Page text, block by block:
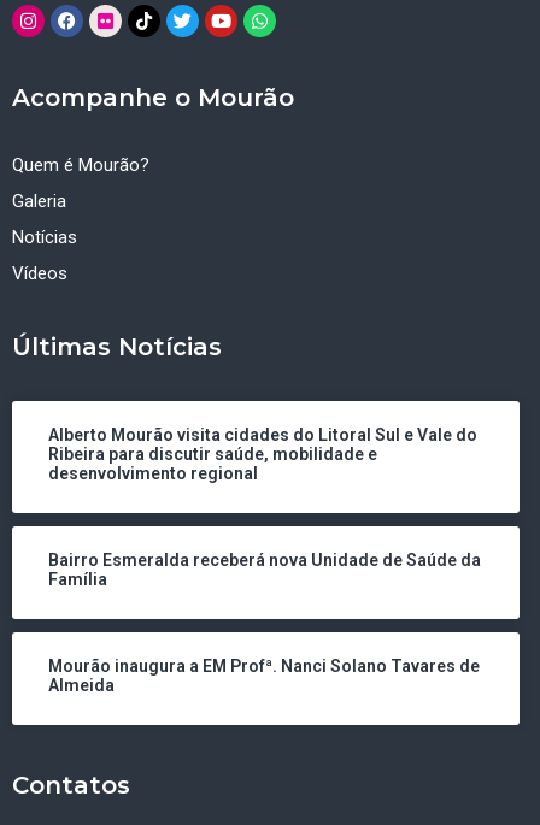
Acompanhe o Mourão
Quem é Mourão?
Galeria
Notícias
Vídeos
Últimas Notícias
Alberto Mourão visita cidades do Litoral Sul e Vale do
Ribeira para discutir saúde, mobilidade e
desenvolvimento regional
Bairro Esmeralda receberá nova Unidade de Saúde da
Família
Mourão inaugura a EM Profª. Nanci Solano Tavares de
Almeida
Contatos